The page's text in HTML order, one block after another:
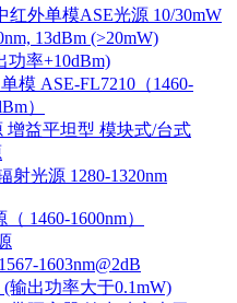
红外单模ASE光源 10/30mW
13dBm (>20mW)
功率+10dBm)
模 ASE-FL7210（1460-
）
增益平坦型 模块式/台式
射光源 1280-1320nm
1460-1600nm）
1603nm@2dB
输出功率大于0.1mW)